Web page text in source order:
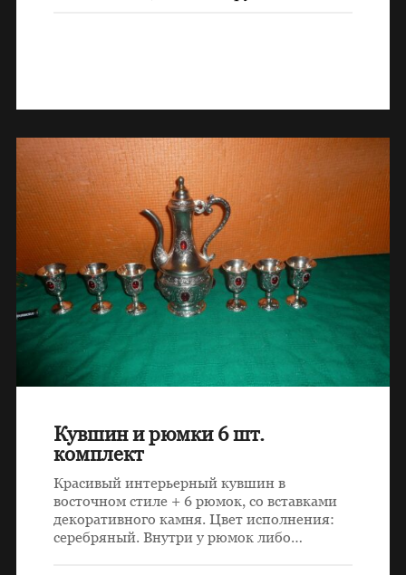
Кувшин и рюмки 6 шт.
комплект
Красивый интерьерный кувшин в
восточном стиле + 6 рюмок, со вставками
декоративного камня. Цвет исполнения:
серебряный. Внутри у рюмок либо…